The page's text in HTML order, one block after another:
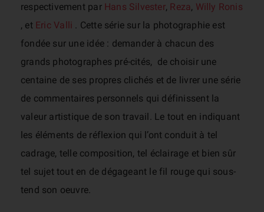
respectivement par Hans Silvester, Reza, Willy Ronis
, et Eric Valli . Cette série sur la photographie est
fondée sur une idée : demander à chacun des
grands photographes pré-cités, de choisir une
centaine de ses propres clichés et de livrer une série
de commentaires personnels qui définissent la
valeur artistique de son travail. Le tout en indiquant
les éléments de réflexion qui l’ont conduit à tel
cadrage, telle composition, tel éclairage et bien sûr
tel sujet tout en de dégageant le fil rouge qui sous-
tend son oeuvre.